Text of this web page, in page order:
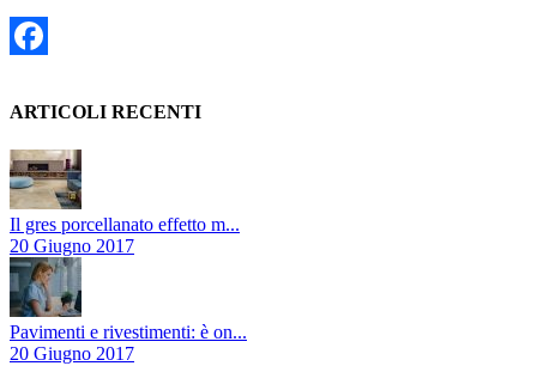
ARTICOLI RECENTI
Il gres porcellanato effetto m...
20 Giugno 2017
Pavimenti e rivestimenti: è on...
20 Giugno 2017